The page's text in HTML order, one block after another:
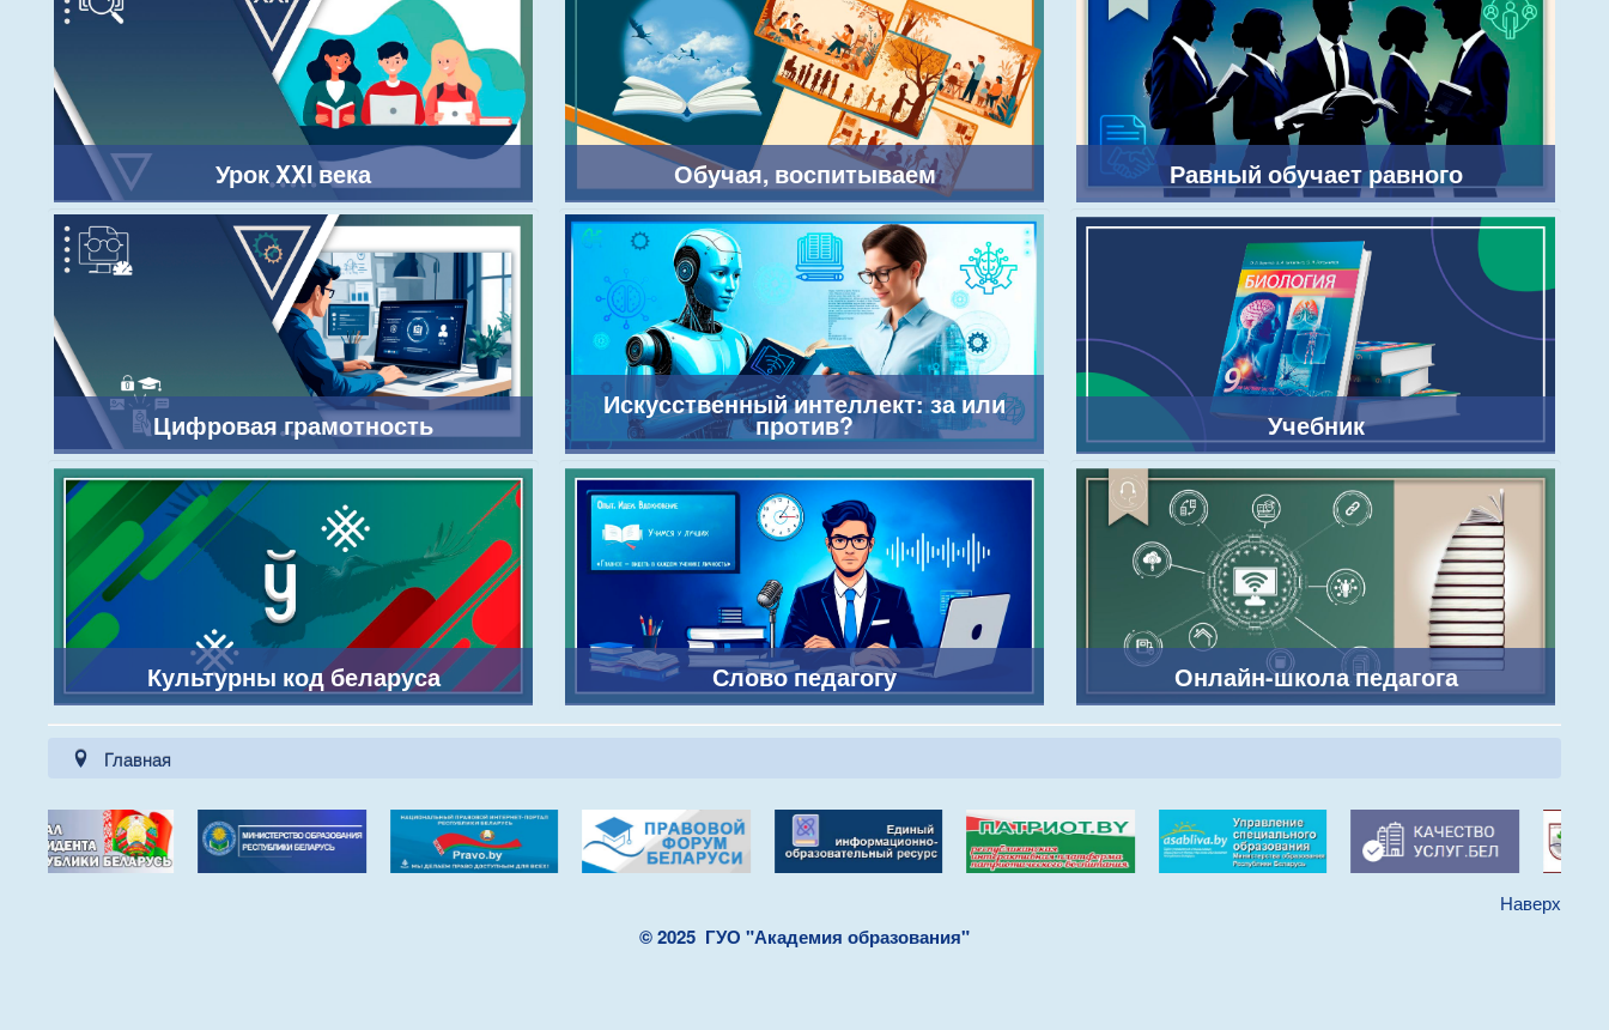
Урок XXI века
Цифровая грамотность
Культурны код беларуса
Обучая, воспитываем
Искусственный интеллект: за или
против?
Слово педагогу
Равный обучает равного
Учебник
Онлайн-школа педагога
Главная
Наверх
© 2025 ГУО "Академия образования"